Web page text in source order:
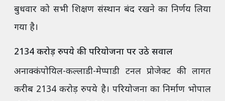
बुधवार को सभी शिक्षण संस्थान बंद रखने का निर्णय लिया
गया है।
2134 करोड़ रुपये की परियोजना पर उठे सवाल
अनाक्कंपोयिल-कल्लाडी-मेप्पाडी टनल प्रोजेक्ट की लागत
करीब 2134 करोड़ रुपये है। परियोजना का निर्माण भोपाल